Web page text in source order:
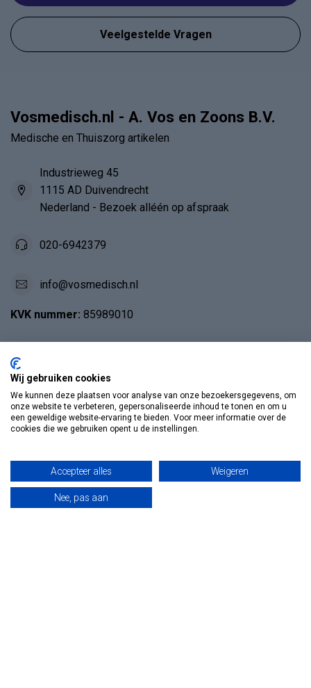
Veelgestelde Vragen
Vosmedisch.nl - A. Vos en Zoons B.V.
Medische en Thuiszorg artikelen
Industrieweg 45
1115 AD Duivendrecht
Nederland - Bezoek alléén op afspraak
020-6942379
info@vosmedisch.nl
KVK nummer: 85989010
Categorieën
Informatie
Mijn account
Wij gebruiken cookies
We kunnen deze plaatsen voor analyse van onze bezoekersgegevens, om
onze website te verbeteren, gepersonaliseerde inhoud te tonen en om u
een geweldige website-ervaring te bieden. Voor meer informatie over de
cookies die we gebruiken opent u de instellingen.
Accepteer alles Weigeren
Nee, pas aan